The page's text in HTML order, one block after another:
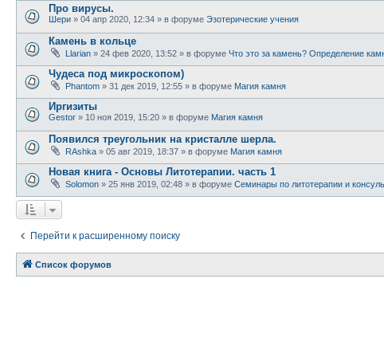
Про вирусы.
Шери » 04 апр 2020, 12:34 » в форуме Эзотерические учения
Камень в кольце
Llarian » 24 фев 2020, 13:52 » в форуме Что это за камень? Определение
Чудеса под микроскопом)
Phantom » 31 дек 2019, 12:55 » в форуме Магия камня
Иргизиты
Gestor » 10 ноя 2019, 15:20 » в форуме Магия камня
Появился треугольник на кристалле шерла.
RAshka » 05 авг 2019, 18:37 » в форуме Магия камня
Новая книга - Основы Литотерапии. часть 1
Solomon » 25 янв 2019, 02:48 » в форуме Семинары по литотерапии и
Перейти к расширенному поиску
Список форумов